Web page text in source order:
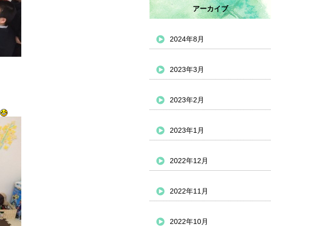
アーカイブ
2024年8月
2023年3月
2023年2月
2023年1月
2022年12月
2022年11月
2022年10月